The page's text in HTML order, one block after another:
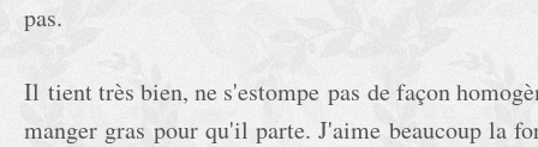
pas.
Il tient très bien, ne s'estompe pas de façon
manger gras pour qu'il parte. J'aime beaucoup la